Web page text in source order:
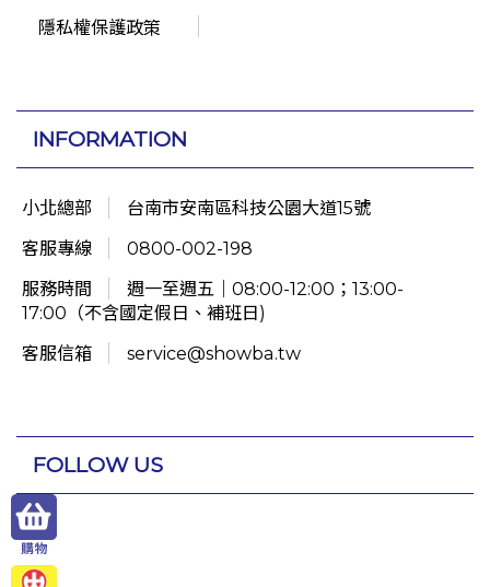
隱私權保護政策
INFORMATION
小北總部
台南市安南區科技公園大道15號
客服專線
0800-002-198
服務時間
週一至週五｜08:00-12:00；13:00-
17:00（不含國定假日、補班日)
客服信箱
service@showba.tw
FOLLOW US